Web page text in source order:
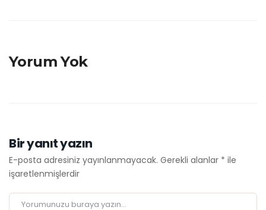
Yorum Yok
Bir yanıt yazın
E-posta adresiniz yayınlanmayacak. Gerekli alanlar * ile
işaretlenmişlerdir